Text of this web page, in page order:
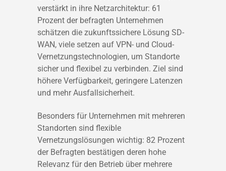
verstärkt in ihre Netzarchitektur: 61
Prozent der befragten Unternehmen
schätzen die zukunftssichere Lösung SD-
WAN, viele setzen auf VPN- und Cloud-
Vernetzungstechnologien, um Standorte
sicher und flexibel zu verbinden. Ziel sind
höhere Verfügbarkeit, geringere Latenzen
und mehr Ausfallsicherheit.
Besonders für Unternehmen mit mehreren
Standorten sind flexible
Vernetzungslösungen wichtig: 82 Prozent
der Befragten bestätigen deren hohe
Relevanz für den Betrieb über mehrere